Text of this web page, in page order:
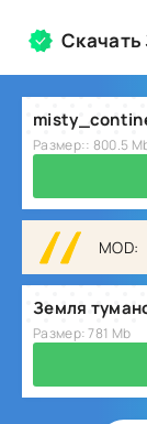
Размер:: 800.5
MOD:
Земля
Размер: 781 Mb